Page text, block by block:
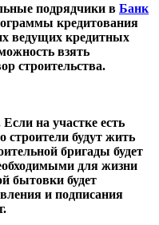
подрядчики в Банк
кредитования
ведущих кредитных
взять
строительства.
на участке есть
строители будут жить
бригады будет
для жизни
бытовки будет
и подписания